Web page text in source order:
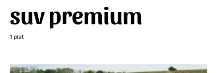
suv premium
1 plat